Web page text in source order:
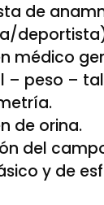
de
médico
– peso –
de orina.
del
y de